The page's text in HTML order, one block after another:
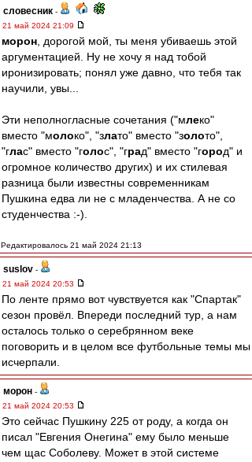
словесник -
21 май 2024 21:09
морон , дорогой мой, ты меня убиваешь этой
аргументацией. Ну не хочу я над тобой
иронизировать; понял уже давно, что тебя так
научили, увы...
Эти неполногласные сочетания ("млеко"
вместо "молоко", "злато" вместо "золото",
"глас" вместо "голос", "град" вместо "город" и
огромное количество других) и их стилевая
разница были известны современникам
Пушкина едва ли не с младенчества. А не со
студенчества :-).
Редактировалось 21 май 2024 21:13
suslov -
21 май 2024 20:53
По ленте прямо вот чувствуется как "Спартак"
сезон провёл. Впереди последний тур, а нам
осталось только о серебрянном веке
поговорить и в целом все футбольные темы мы
исчерпали.
морон -
21 май 2024 20:53
Это сейчас Пушкину 225 от роду, а когда он
писал "Евгения Онегина" ему было меньше
чем щас Соболеву. Может в этой системе